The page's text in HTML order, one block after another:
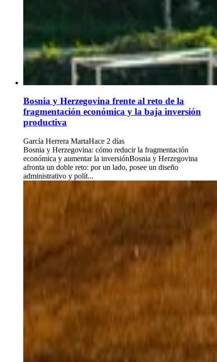
Bosnia y Herzegovina frente al reto de la
fragmentación económica y la baja inversión
productiva
García Herrera MartaHace 2 días
Bosnia y Herzegovina: cómo reducir la fragmentación
económica y aumentar la inversiónBosnia y Herzegovina
afronta un doble reto: por un lado, posee un diseño
administrativo y polít...